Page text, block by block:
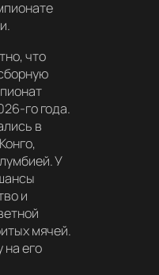
что
го года.
в
У
и
мячей.
на его